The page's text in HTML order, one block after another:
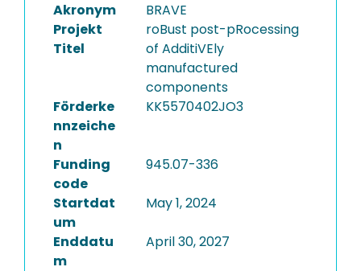
INSTITUTIONS
PROJECTS
Akronym
BRAVE
Projekt
Titel
roBust post-pRocessing
of AdditiVEly
manufactured
components
Förderke
nnzeiche
n
KK5570402JO3
Funding
code
945.07-336
Startdat
um
May 1, 2024
Enddatu
m
April 30, 2027